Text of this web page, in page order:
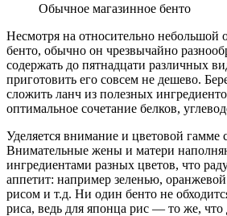
Обычное магазинное бенто
Несмотря на относительно небольшой
бенто, обычно он чрезвычайно
содержать до пятнадцати различных
приготовить его совсем не дешево.
сложить ланч из полезных
оптимальное сочетание белков,
Уделяется внимание и цветовой гамме
Внимательные жены и матери
ингредиентами разных цветов, что
аппетит: например зеленью,
рисом и т.д. Ни один бенто не
риса, ведь для японца рис — то же,